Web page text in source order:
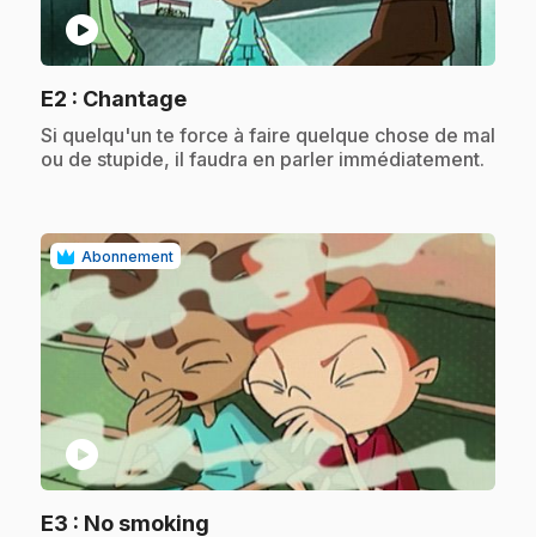
play_circle
E2 : Chantage.
.Si quelqu'un te force à faire quelque chose de mal
ou de stupide, il faudra en parler immédiatement.
Abonnement
play_circle
E3 : No smoking